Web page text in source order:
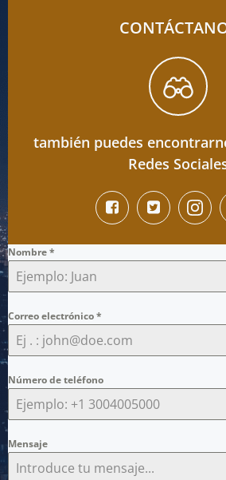
también puedes
Redes
Nombre*
Correo electrónico*
Número de teléfono
Mensaje